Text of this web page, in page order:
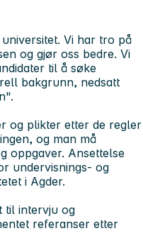
Vi har tro på
og gjør oss bedre. Vi
til å søke
bakgrunn, nedsatt
og plikter etter de regler
og man må
oppgaver. Ansettelse
undervisnings- og
i Agder.
til intervju og
referanser etter